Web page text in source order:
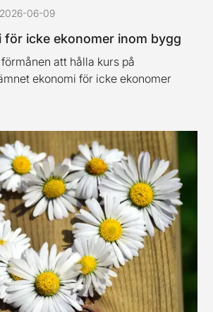
2026-06-09
för icke ekonomer inom bygg
att hålla kurs på
ekonomi för icke ekonomer